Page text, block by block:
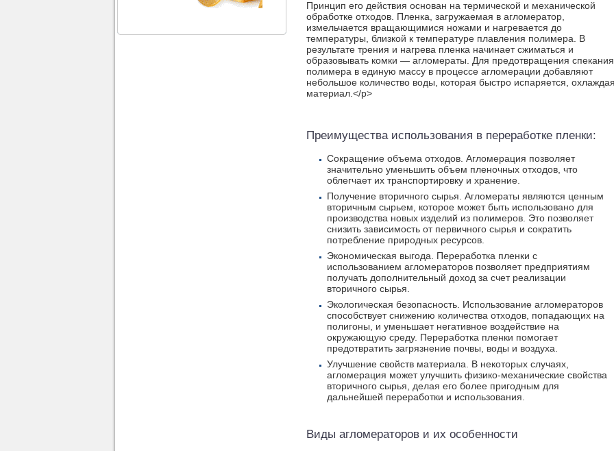
Принцип его действия основан на термической и механической
обработке отходов. Пленка, загружаемая в агломератор,
измельчается вращающимися ножами и нагревается до
температуры, близкой к температуре плавления полимера. В
результате трения и нагрева пленка начинает сжиматься и
образовывать комки — агломераты. Для предотвращения спекания
полимера в единую массу в процессе агломерации добавляют
небольшое количество воды, которая быстро испаряется,
материал.</p>
Преимущества использования в переработке пленки:
Сокращение объема отходов. Агломерация позволяет
значительно уменьшить объем пленочных отходов, что
облегчает их транспортировку и хранение.
Получение вторичного сырья. Агломераты являются ценным
вторичным сырьем, которое может быть использовано для
производства новых изделий из полимеров. Это позволяет
снизить зависимость от первичного сырья и сократить
потребление природных ресурсов.
Экономическая выгода. Переработка пленки с
использованием агломераторов позволяет предприятиям
получать дополнительный доход за счет реализации
вторичного сырья.
Экологическая безопасность. Использование агломераторов
способствует снижению количества отходов, попадающих на
полигоны, и уменьшает негативное воздействие на
окружающую среду. Переработка пленки помогает
предотвратить загрязнение почвы, воды и воздуха.
Улучшение свойств материала. В некоторых случаях,
агломерация может улучшить физико-механические свойства
вторичного сырья, делая его более пригодным для
дальнейшей переработки и использования.
Виды агломераторов и их особенности